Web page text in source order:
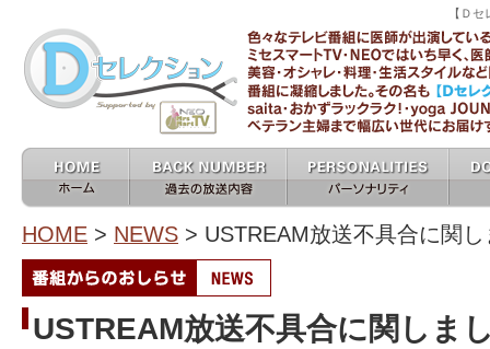
【Ｄ
バー backnumber
personalities
HOME > NEWS > USTREAM放送不具合に関
USTREAM放送不具合に関しま